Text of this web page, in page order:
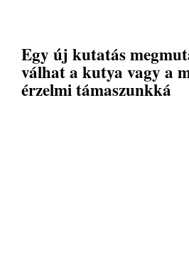
Egy új kutatás
válhat a kutya vagy a
érzelmi támaszunkká